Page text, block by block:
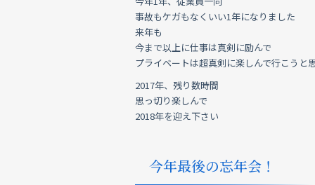
e
b
o
o
k
事故もケガもなくいい1年になりました
来年も
今まで以上に仕事は真剣に励んで
プライベートは超真剣に楽しんで行こうと
2017年、残り数時間
思っ切り楽しんで
2018年を迎え下さい
今年最後の忘年会！